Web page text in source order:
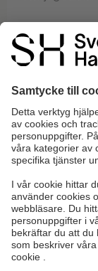
Informera mig
SKICKA FRÅGAN